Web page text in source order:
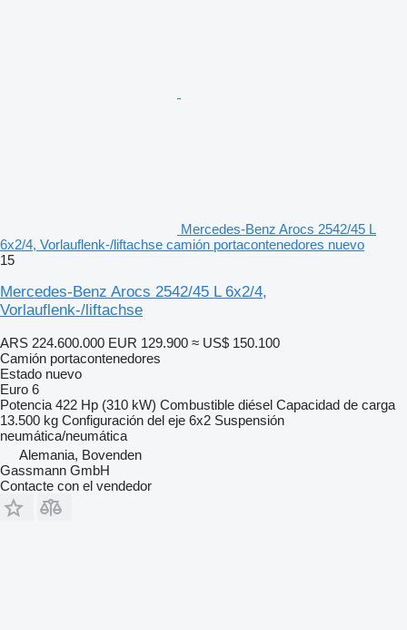
Mercedes-Benz Arocs 2542/45 L
6x2/4, Vorlauflenk-/liftachse camión portacontenedores nuevo
15
Mercedes-Benz Arocs 2542/45 L 6x2/4,
Vorlauflenk-/liftachse
ARS 224.600.000 EUR 129.900 ≈ US$ 150.100
Camión portacontenedores
Estado nuevo
Euro 6
Potencia 422 Hp (310 kW) Combustible diésel Capacidad de carga
13.500 kg Configuración del eje 6x2 Suspensión
neumática/neumática
Alemania, Bovenden
Gassmann GmbH
Contacte con el vendedor